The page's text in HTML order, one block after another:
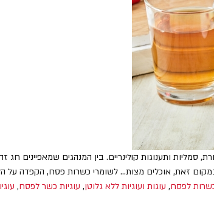
ותענוגות קולינריים. בין המנהגים שמאפיינים חג
זאת, אוכלים מצות… לשומרי כשרות פסח, הקפדה על
כשרות לפסח, עוגות ועוגיות ללא גלוטן, עוגיות כשר לפסח,